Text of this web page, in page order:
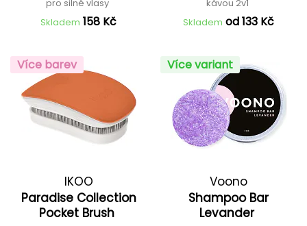
pro silné vlasy
Skladem 158 Kč
kávou 2v1
Skladem od 133 Kč
Více barev
IKOO
Paradise Collection
Pocket Brush
Více variant
Voono
Shampoo Bar
Levander